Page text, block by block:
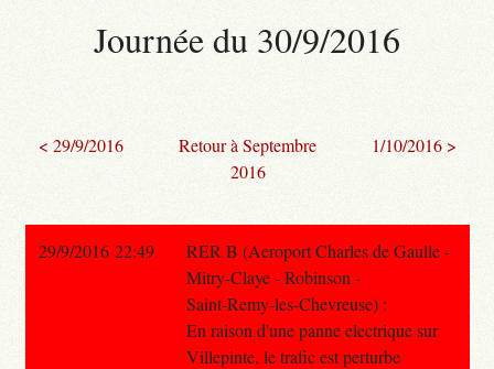
Journée du 30/9/2016
< 29/9/2016
Retour à Septembre
2016
1/10/2016 >
29/9/2016 22:49
RER B (Aeroport Charles de Gaulle -
Mitry-Claye - Robinson -
Saint-Remy-les-Chevreuse) :
En raison d'une panne electrique sur
Villepinte, le trafic est perturbe